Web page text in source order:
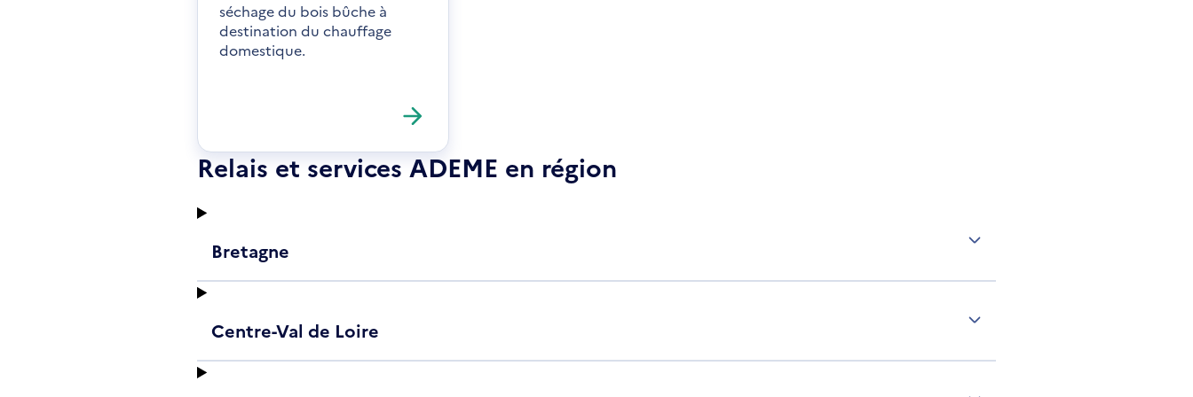
séchage du bois bûche à
destination du chauffage
domestique.
Relais et services ADEME en région
Bretagne
Centre-Val de Loire